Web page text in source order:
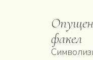
факел